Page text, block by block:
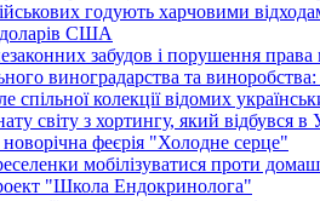
годують харчовими
США
забудов і порушення права
виноградарства та
спільної колекції відомих
світу з хортингу, який відбувся в
новорічна феєрія "Холодне серце"
мобілізуватися проти
"Школа Ендокринолога"